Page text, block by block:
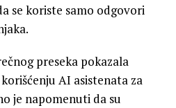
se koriste samo odgovori
preseka pokazala
AI asistenata za
je napomenuti da su